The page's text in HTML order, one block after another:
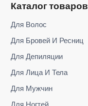
Каталог товаров
Для Волос
Для Бровей И Ресниц
Для Депиляции
Для Лица И Тела
Для Мужчин
Для Ногтей